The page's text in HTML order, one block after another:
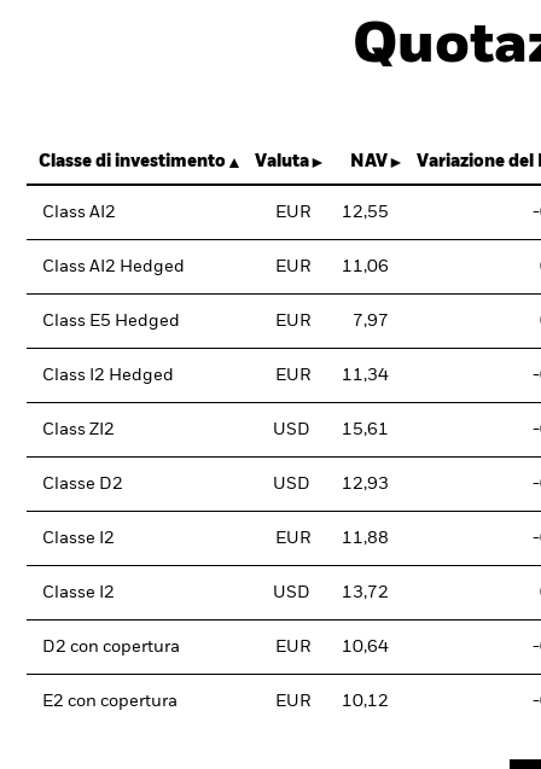
Classe di investimento Valuta NAV Variazione del
Class AI2 EUR 12,55
Class AI2 Hedged EUR 11,06
Class E5 Hedged EUR 7,97
Class I2 Hedged EUR 11,34
Class ZI2 USD 15,61
Classe D2 USD 12,93
Classe I2 EUR 11,88
Classe I2 USD 13,72
D2 con copertura EUR 10,64
E2 con copertura EUR 10,12